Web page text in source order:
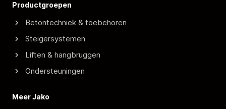
Productgroepen
Betontechniek & toebehoren
Steigersystemen
Liften & hangbruggen
Ondersteuningen
Meer Jako